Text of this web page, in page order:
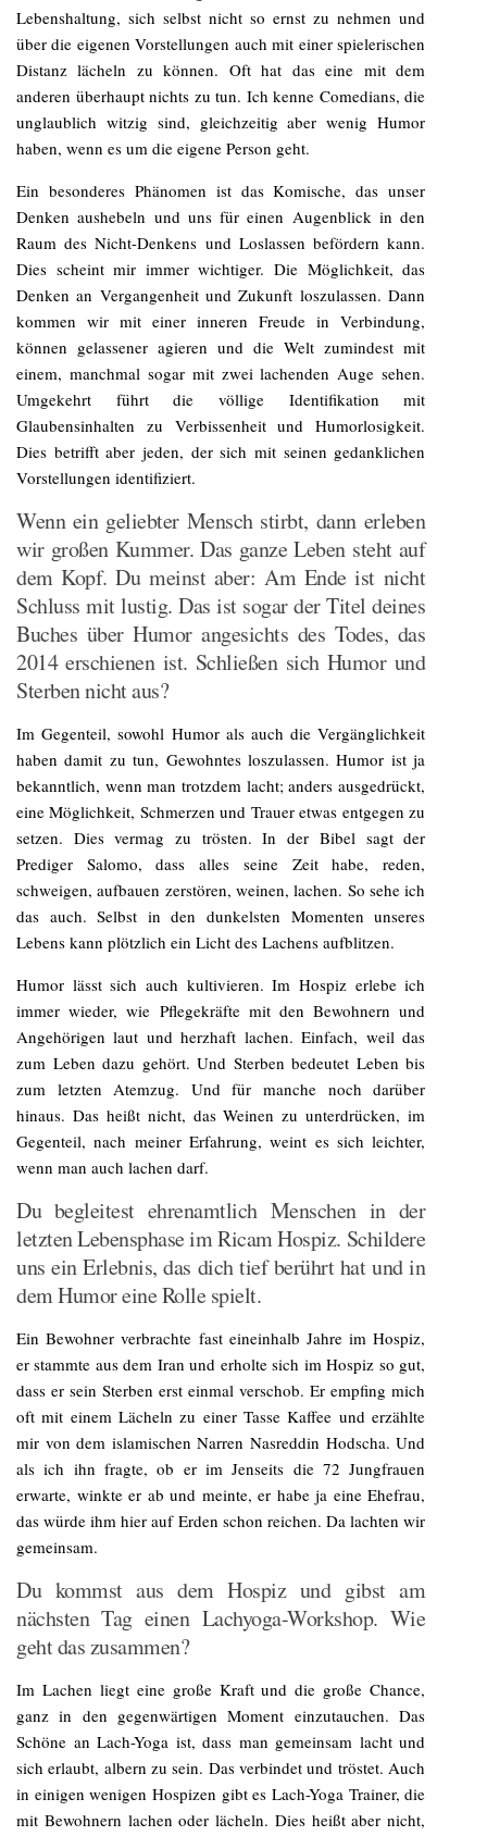
Lebenshaltung, sich selbst nicht so ernst zu nehmen und
über die eigenen Vorstellungen auch mit einer spielerischen
Distanz lächeln zu können. Oft hat das eine mit dem
anderen überhaupt nichts zu tun. Ich kenne Comedians, die
unglaublich witzig sind, gleichzeitig aber wenig Humor
haben, wenn es um die eigene Person geht.
Ein besonderes Phänomen ist das Komische, das unser
Denken aushebeln und uns für einen Augenblick in den
Raum des Nicht-Denkens und Loslassen befördern kann.
Dies scheint mir immer wichtiger. Die Möglichkeit, das
Denken an Vergangenheit und Zukunft loszulassen. Dann
kommen wir mit einer inneren Freude in Verbindung,
können gelassener agieren und die Welt zumindest mit
einem, manchmal sogar mit zwei lachenden Auge sehen.
Umgekehrt führt die völlige Identifikation mit
Glaubensinhalten zu Verbissenheit und Humorlosigkeit.
Dies betrifft aber jeden, der sich mit seinen gedanklichen
Vorstellungen identifiziert.
Wenn ein geliebter Mensch stirbt, dann erleben
wir großen Kummer. Das ganze Leben steht auf
dem Kopf. Du meinst aber: Am Ende ist nicht
Schluss mit lustig. Das ist sogar der Titel deines
Buches über Humor angesichts des Todes, das
2014 erschienen ist. Schließen sich Humor und
Sterben nicht aus?
Im Gegenteil, sowohl Humor als auch die Vergänglichkeit
haben damit zu tun, Gewohntes loszulassen. Humor ist ja
bekanntlich, wenn man trotzdem lacht; anders ausgedrückt,
eine Möglichkeit, Schmerzen und Trauer etwas entgegen zu
setzen. Dies vermag zu trösten. In der Bibel sagt der
Prediger Salomo, dass alles seine Zeit habe, reden,
schweigen, aufbauen zerstören, weinen, lachen. So sehe ich
das auch. Selbst in den dunkelsten Momenten unseres
Lebens kann plötzlich ein Licht des Lachens aufblitzen.
Humor lässt sich auch kultivieren. Im Hospiz erlebe ich
immer wieder, wie Pflegekräfte mit den Bewohnern und
Angehörigen laut und herzhaft lachen. Einfach, weil das
zum Leben dazu gehört. Und Sterben bedeutet Leben bis
zum letzten Atemzug. Und für manche noch darüber
hinaus. Das heißt nicht, das Weinen zu unterdrücken, im
Gegenteil, nach meiner Erfahrung, weint es sich leichter,
wenn man auch lachen darf.
Du begleitest ehrenamtlich Menschen in der
letzten Lebensphase im Ricam Hospiz. Schildere
uns ein Erlebnis, das dich tief berührt hat und in
dem Humor eine Rolle spielt.
Ein Bewohner verbrachte fast eineinhalb Jahre im Hospiz,
er stammte aus dem Iran und erholte sich im Hospiz so gut,
dass er sein Sterben erst einmal verschob. Er empfing mich
oft mit einem Lächeln zu einer Tasse Kaffee und erzählte
mir von dem islamischen Narren Nasreddin Hodscha. Und
als ich ihn fragte, ob er im Jenseits die 72 Jungfrauen
erwarte, winkte er ab und meinte, er habe ja eine Ehefrau,
das würde ihm hier auf Erden schon reichen. Da lachten wir
gemeinsam.
Du kommst aus dem Hospiz und gibst am
nächsten Tag einen Lachyoga-Workshop. Wie
geht das zusammen?
Im Lachen liegt eine große Kraft und die große Chance,
ganz in den gegenwärtigen Moment einzutauchen. Das
Schöne an Lach-Yoga ist, dass man gemeinsam lacht und
sich erlaubt, albern zu sein. Das verbindet und tröstet. Auch
in einigen wenigen Hospizen gibt es Lach-Yoga Trainer, die
mit Bewohnern lachen oder lächeln. Dies heißt aber nicht,